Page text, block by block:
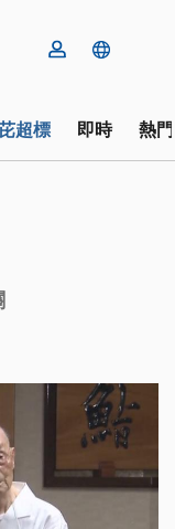
超標 即時 熱